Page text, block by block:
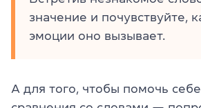
значение и почувствуйте,
эмоции оно вызывает.
А для того, чтобы помочь